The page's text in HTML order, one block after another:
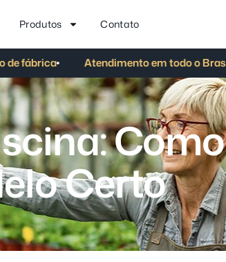
Produtos Contato
fábrica Atendimento em todo o Brasil
scina:Como
eloCerto